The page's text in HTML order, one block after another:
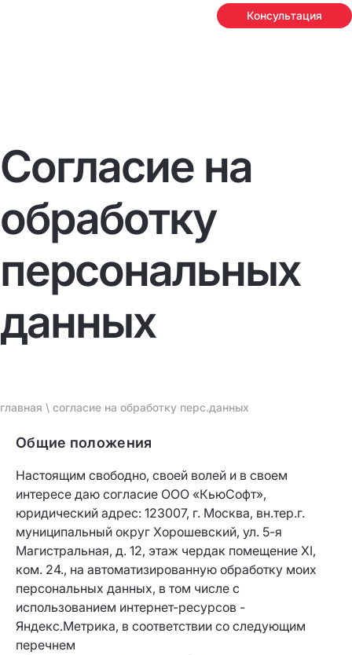
Консультация
Согласие на
обработку
персональных
данных
главная \ согласие на обработку перс.данных
Общие положения
Настоящим свободно, своей волей и в своем
интересе даю согласие ООО «КьюСофт»,
юридический адрес: 123007, г. Москва, вн.тер.г.
муниципальный округ Хорошевский, ул. 5-я
Магистральная, д. 12, этаж чердак помещение XI,
ком. 24., на автоматизированную обработку моих
персональных данных, в том числе с
использованием интернет-ресурсов -
Яндекс.Метрика, в соответствии со следующим
перечнем